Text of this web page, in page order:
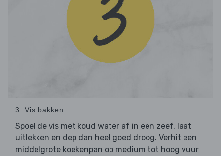
3. Vis bakken
Spoel de vis met koud water af in een zeef, laat
uitlekken en dep dan heel goed droog. Verhit een
middelgrote koekenpan op medium tot hoog vuur